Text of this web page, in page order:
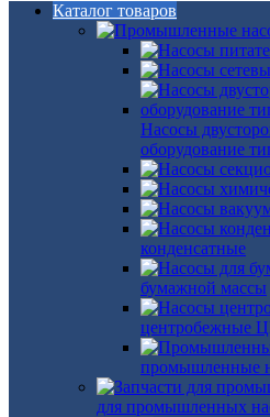
Каталог товаров
Насосы
оборудование
конденсатные
бумажной массы
центробежные
промышленные
для промышленных